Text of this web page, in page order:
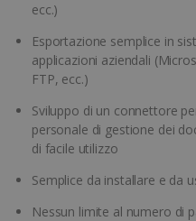
ecc.)
Esportazione semplice in
applicazioni aziendali
FTP, ecc.)
Sviluppo di un connettore
personale di gestione dei
di facile utilizzo
Semplice da installare e da
Nessun limite al numero di